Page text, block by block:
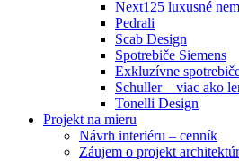
Next125 luxusné
Pedrali
Scab Design
Spotrebiče Siemens
Exkluzívne
Schuller – viac ako
Tonelli Design
Projekt na mieru
Návrh interiéru – cenník
Záujem o projekt